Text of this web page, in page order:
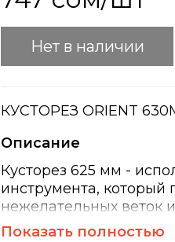
Нет в наличии
КУСТОРЕЗ ORIENT
Описание
Кусторез 625 мм -
инструмента, который
нежелательных веток
выполнены из
Показать полностью